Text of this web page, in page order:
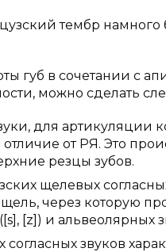
тембр
губ в сочетании с
можно сделать
для артикуляции
от РЯ. Это
резцы зубов.
щелевых
через которую
[z]) и альвеолярных
звуков